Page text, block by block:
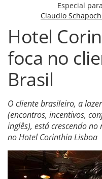
Especial
Claudio
Hotel
foca no
Brasil
O cliente brasileiro, a
(encontros, incentivos,
inglês), está crescendo
no Hotel Corinthia Lisboa